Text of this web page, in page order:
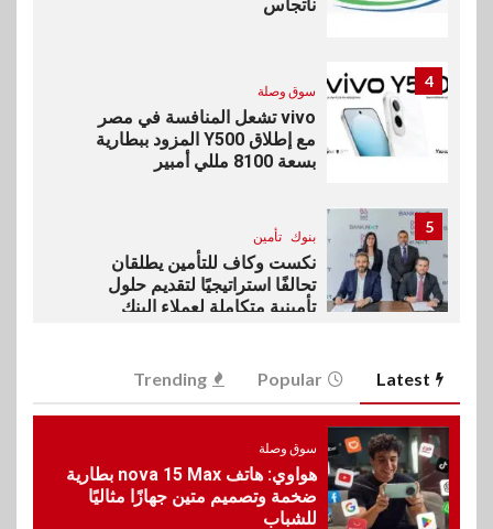
ناتجاس
4
سوق وصلة
vivo تشعل المنافسة في مصر
مع إطلاق Y500 المزود ببطارية
بسعة 8100 مللي أمبير
5
بنوك تأمين
نكست وكاف للتأمين يطلقان
تحالفًا استراتيجيًا لتقديم حلول
تأمينية متكاملة لعملاء البنك
6
اقتصاد
رئيس مجلس القضاء الأعلى يوقّع
خدمة الإعلان الإلكتروني المسجل
7 اخبار
Latest
Popular
Trending
سوق وصلة
هواوي: هاتف nova 15 Max بطارية
ضخمة وتصميم متين جهازًا مثاليًا
للشباب